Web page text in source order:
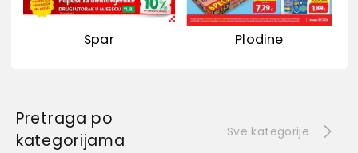
Spar Plodine
Pretraga po
kategorijama
Sve kategorije